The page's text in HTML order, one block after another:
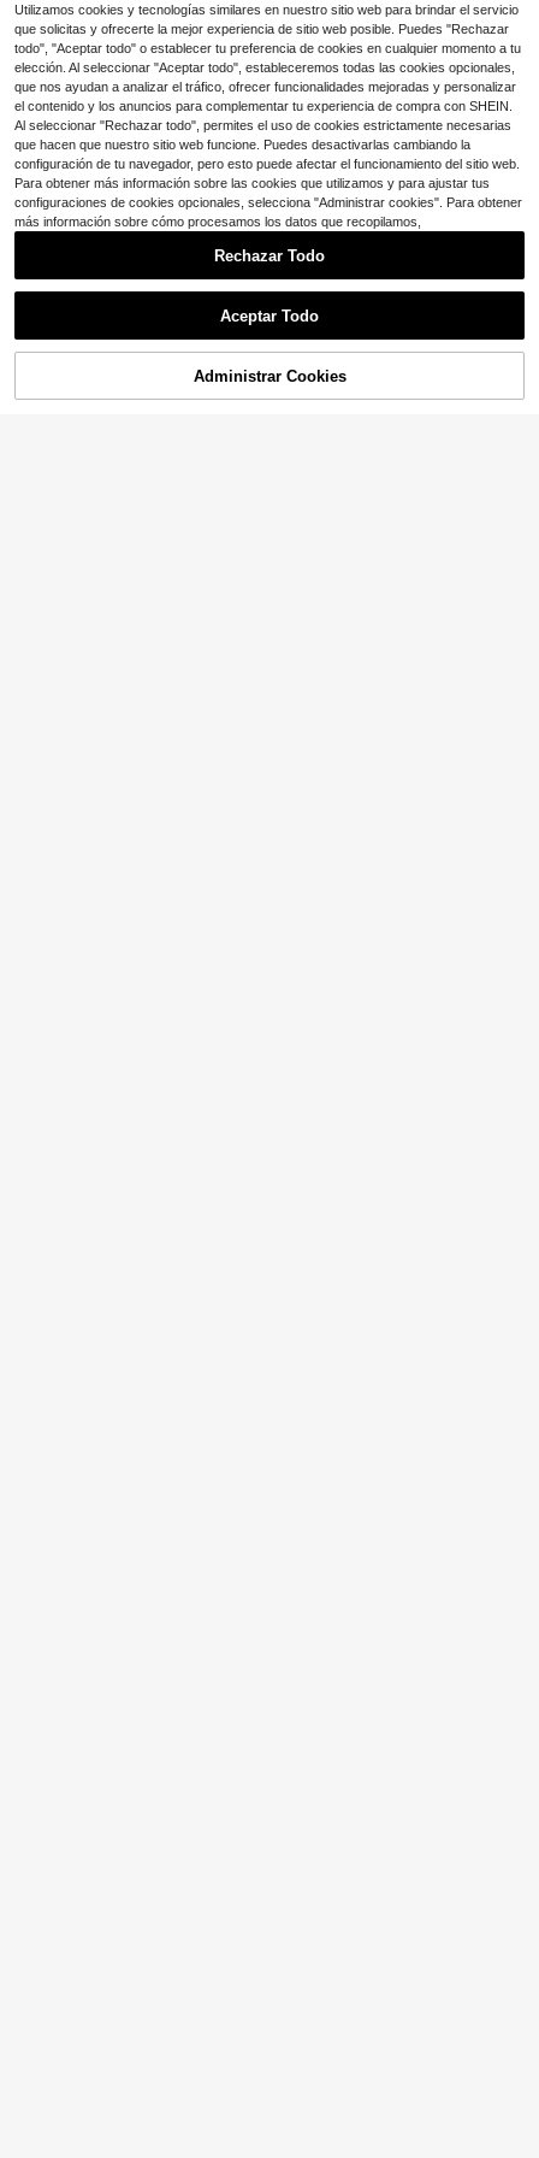
ntraste de color sin mangas para m
ujer
$ 9.66 -17% con cupón
¡42% DE DESCUENTO! AÑADIR A LA BOLSA
Utilizamos cookies y tecnologías similares en nuestro sitio web para brindar el servicio
que solicitas y ofrecerte la mejor experiencia de sitio web posible. Puedes "Rechazar
todo", "Aceptar todo" o establecer tu preferencia de cookies en cualquier momento a tu
elección. Al seleccionar "Aceptar todo", estableceremos todas las cookies opcionales,
que nos ayudan a analizar el tráfico, ofrecer funcionalidades mejoradas y personalizar
el contenido y los anuncios para complementar tu experiencia de compra con SHEIN.
Al seleccionar "Rechazar todo", permites el uso de cookies estrictamente necesarias
que hacen que nuestro sitio web funcione. Puedes desactivarlas cambiando la
configuración de tu navegador, pero esto puede afectar el funcionamiento del sitio web.
Para obtener más información sobre las cookies que utilizamos y para ajustar tus
configuraciones de cookies opcionales, selecciona "Administrar cookies". Para obtener
más información sobre cómo procesamos los datos que recopilamos,
Rechazar Todo
Aceptar Todo
Administrar Cookies